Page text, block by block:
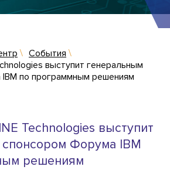
События
выступит генеральным
по программным решениям
Technologies выступит
Форума IBM
решениям